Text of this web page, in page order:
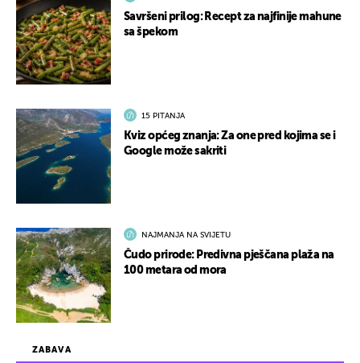
ZABAVA
Savršeni prilog: Recept za najfinije mahune
sa špekom
15 PITANJA
Kviz općeg znanja: Za one pred kojima se i
Google može sakriti
NAJMANJA NA SVIJETU
Čudo prirode: Predivna pješčana plaža na
100 metara od mora